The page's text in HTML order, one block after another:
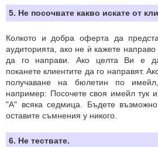
5. Не посочвате какво искате от
Колкото и добра оферта да
аудиторията, ако не ѝ кажете
да го направи. Ако целта Ви е да
поканете клиентите да го направят.
получаване на бюлетин по
например: Посочете своя имейл тук
"А" всяка седмица. Бъдете
оставите съмнения у никого.
6. Не тествате.